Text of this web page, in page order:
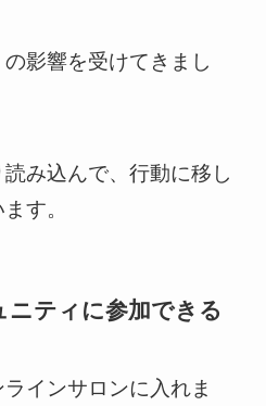
影響を受けてきまし
み込んで、行動に移し
す。
ティに参加できる
インサロンに入れま